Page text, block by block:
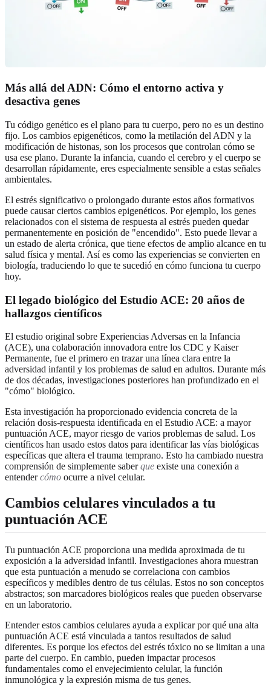
Más allá del ADN: Cómo el entorno activa y
desactiva genes
Tu código genético es el plano para tu cuerpo, pero no es un destino
fijo. Los cambios epigenéticos, como la metilación del ADN y la
modificación de histonas, son los procesos que controlan cómo se
usa ese plano. Durante la infancia, cuando el cerebro y el cuerpo se
desarrollan rápidamente, eres especialmente sensible a estas señales
ambientales.
El estrés significativo o prolongado durante estos años formativos
puede causar ciertos cambios epigenéticos. Por ejemplo, los genes
relacionados con el sistema de respuesta al estrés pueden quedar
permanentemente en posición de "encendido". Esto puede llevar a
un estado de alerta crónica, que tiene efectos de amplio alcance en tu
salud física y mental. Así es como las experiencias se convierten en
biología, traduciendo lo que te sucedió en cómo funciona tu cuerpo
hoy.
El legado biológico del Estudio ACE: 20 años de
hallazgos científicos
El estudio original sobre Experiencias Adversas en la Infancia
(ACE), una colaboración innovadora entre los CDC y Kaiser
Permanente, fue el primero en trazar una línea clara entre la
adversidad infantil y los problemas de salud en adultos. Durante más
de dos décadas, investigaciones posteriores han profundizado en el
"cómo" biológico.
Esta investigación ha proporcionado evidencia concreta de la
relación dosis-respuesta identificada en el Estudio ACE: a mayor
puntuación ACE, mayor riesgo de varios problemas de salud. Los
científicos han usado estos datos para identificar las vías biológicas
específicas que altera el trauma temprano. Esto ha cambiado nuestra
comprensión de simplemente saberque existe una conexión a
entendercómo ocurre a nivel celular.
Cambios celulares vinculados a tu
puntuación ACE
Tu puntuación ACE proporciona una medida aproximada de tu
exposición a la adversidad infantil. Investigaciones ahora muestran
que esta puntuación a menudo se correlaciona con cambios
específicos y medibles dentro de tus células. Estos no son conceptos
abstractos; son marcadores biológicos reales que pueden observarse
en un laboratorio.
Entender estos cambios celulares ayuda a explicar por qué una alta
puntuación ACE está vinculada a tantos resultados de salud
diferentes. Es porque los efectos del estrés tóxico no se limitan a una
parte del cuerpo. En cambio, pueden impactar procesos
fundamentales como el envejecimiento celular, la función
inmunológica y la expresión misma de tus genes.